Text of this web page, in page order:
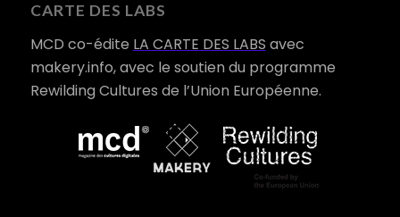
CARTE DES LABS
MCD co-édite LA CARTE DES LABS avec
makery.info, avec le soutien du programme
Rewilding Cultures de l’Union Européenne.